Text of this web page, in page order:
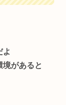
よ
境があると